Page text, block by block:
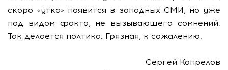
скоро «утка» появится в западных СМИ, но уже
под видом факта, не вызывающего сомнений.
Так делается полтика. Грязная, к сожалению.
Сергей Капрелов